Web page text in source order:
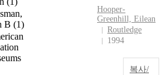
B (1)
Hooper-
Greenhill, Eilean
Routledge
1994
복사/